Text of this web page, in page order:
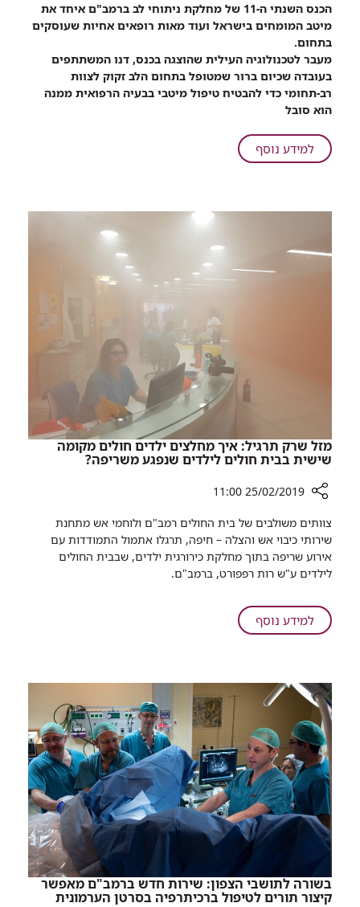
שיתוף
בריאות
הלב:
החדשות
הטובות
והחדשות
המצוינות
הכנס השנתי ה-11 של מחלקת ניתוחי לב ברמב"ם איחד את
מיטב המומחים בישראל ועוד מאות רופאים אחיות שעוסקים
בתחום.
מעבר לטכנולוגיה העילית שהוצגה בכנס, דנו המשתתפים
בעובדה שכיום ברור שמטופל בתחום הלב זקוק לצוות
רב-תחומי כדי להבטיח טיפול מיטבי בבעיה הרפואית ממנה
הוא סובל
למידע נוסףעל
בריאות
המצוינות
מזל שרק תרגיל: איך מחלצים ילדים חולים מקומה
שישית בבית חולים לילדים שנפגע משריפה?
שיתוף
מזל
שרק
תרגיל:
מחלצים
ילדים
שישית
בבית
חולים
לילדים
שנפגע
משריפה?
25/02/2019 11:00
צוותים משולבים של בית החולים רמב"ם ולוחמי אש מתחנת
שירותי כיבוי אש והצלה – חיפה, תרגלו אתמול התמודדות עם
אירוע שריפה בתוך מחלקת כירורגית ילדים, שבבית החולים
לילדים ע"ש רות רפפורט, ברמב"ם.
למידע נוסףעל
מזל
מחלצים
ילדים
חולים
מקומה
שישית
בבית
חולים
לילדים
שנפגע
משריפה?
בשורה לתושבי הצפון: שירות חדש ברמב"ם מאפשר
קיצור תורים לטיפול ברכיתרפיה בסרטן הערמונית